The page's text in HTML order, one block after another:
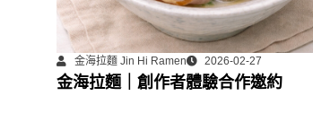
金海拉麵 Jin Hi Ramen 2026-02-27
金海拉麵｜創作者體驗合作邀約